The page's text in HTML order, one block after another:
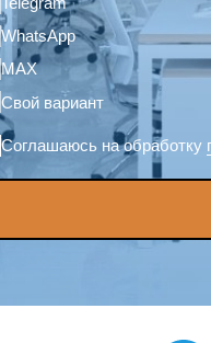
WhatsApp
MAX
Свой вариант
Соглашаюсь на обработку